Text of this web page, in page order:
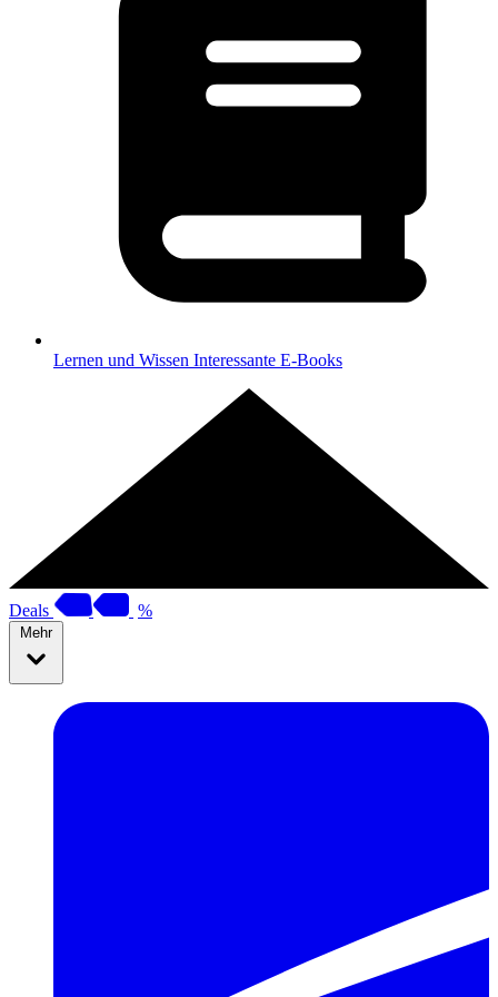
Lernen und Wissen Interessante E-Books
Deals %
Mehr